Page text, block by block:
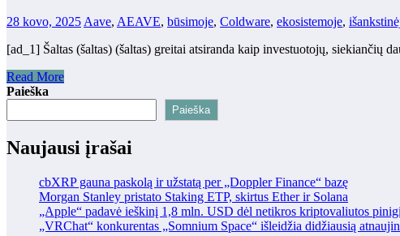
28 kovo, 2025 Aave, AEAVE, būsimoje, Coldware, ekosistemoje,
[ad_1] Šaltas (šaltas) (šaltas) greitai atsiranda kaip investuotojų, siekiančių
Read More
Paieška
Paieška
Naujausi įrašai
cbXRP gauna paskolą ir užstatą per „Doppler Finance“ bazę
Morgan Stanley pristato Staking ETP, skirtus Ether ir Solana
„Apple“ padavė ieškinį 1,8 mln. USD dėl netikros kriptovaliutos
„VRChat“ konkurentas „Somnium Space“ išleidžia didžiausią